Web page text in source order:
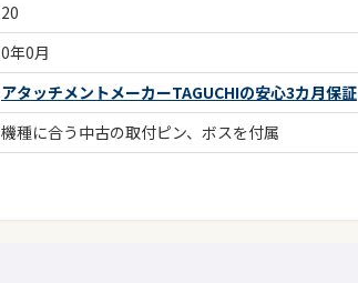
20
0年0月
アタッチメントメーカーTAGUCHIの安心3カ月保証
機種に合う中古の取付ピン、ボスを付属